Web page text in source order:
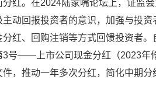
分红。在2024陆家嘴论坛上，证监
主动回报投资者的意识，加强与投
分红、回购注销等方式回馈投资者
3号——上市公司现金分红（2023年
件，推动一年多次分红，简化中期